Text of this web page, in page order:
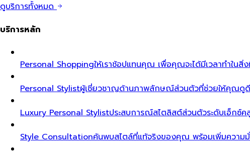
ดูบริการทั้งหมด
บริการหลัก
Personal Shoppingให้เราช้อปแทนคุณ เพื่อคุณจะได้มีเวลาทำใน
Personal Stylistผู้เชี่ยวชาญด้านภาพลักษณ์ส่วนตัวที่ช่วยให้คุณดูดี
Luxury Personal Stylistประสบการณ์สไตลิสต์ส่วนตัวระดับเอ็กซ์
Style Consultationค้นพบสไตล์ที่แท้จริงของคุณ พร้อมเพิ่มความมั่